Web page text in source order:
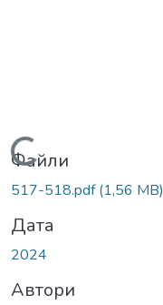
Вантажиться...
Файли
517-518.pdf(1,56 MB)
Дата
2024
Автори